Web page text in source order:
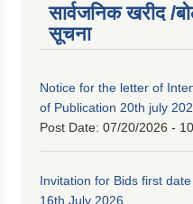
सार्वजनिक खरीद /
सूचना
Notice for the letter of
of Publication 20th july
Post Date: 07/20/2026 -
Invitation for Bids first
16th July 2026